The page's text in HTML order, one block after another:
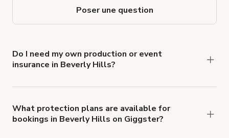
Poser une question
Do I need my own production or event
insurance in Beverly Hills?
insurance with liability coverage of no less than
$1,000,000.
What protection plans are available for
bookings in Beverly Hills on Giggster?